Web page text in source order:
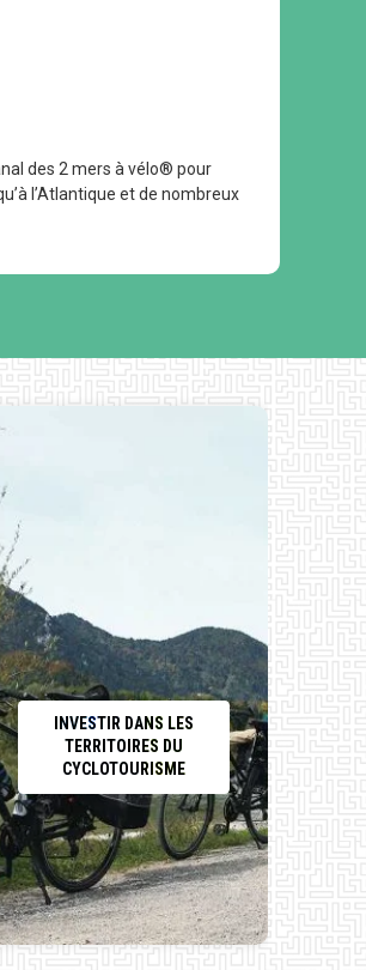
des 2 mers à vélo® pour
l’Atlantique et de nombreux
INVESTIR DANS LES
TERRITOIRES DU
CYCLOTOURISME